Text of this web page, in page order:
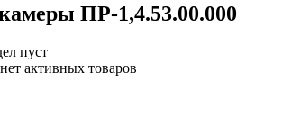
ПР-1,4.53.00.000
пуст
активных товаров